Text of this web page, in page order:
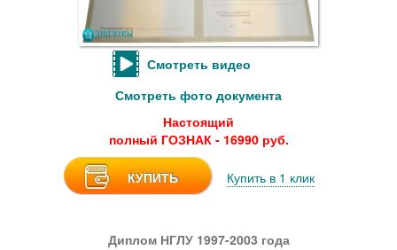
Смотреть видео
Смотреть фото документа
Настоящий
полный ГОЗНАК - 16990 руб.
КУПИТЬ Купить в 1 клик
Диплом НГЛУ 1997-2003 года